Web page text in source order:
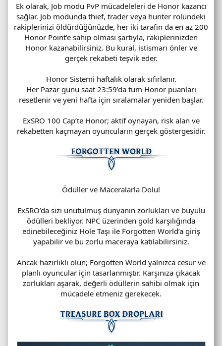
Ek olarak, Job modu PvP mücadeleleri de Honor kazancı
sağlar. Job modunda thief, trader veya hunter rolündeki
rakiplerinizi öldürdüğünüzde, her iki tarafın da en az 200
Honor Point’e sahip olması şartıyla, rakiplerinizden
Honor kazanabilirsiniz. Bu kural, istismarı önler ve
gerçek rekabeti teşvik eder.
Honor Sistemi haftalık olarak sıfırlanır.
Her Pazar günü saat 23:59’da tüm Honor puanları
resetlenir ve yeni hafta için sıralamalar yeniden başlar.
ExSRO 100 Cap’te Honor; aktif oynayan, risk alan ve
rekabetten kaçmayan oyuncuların gerçek göstergesidir.
Ödüller ve Maceralarla Dolu!
ExSRO’da sizi unutulmuş dünyanın zorlukları ve büyülü
ödülleri bekliyor. NPC üzerinden gold karşılığında
edinebileceğiniz Hole Taşı ile Forgotten World’a giriş
yapabilir ve bu zorlu maceraya katılabilirsiniz.
Ancak hazırlıklı olun; Forgotten World yalnızca cesur ve
planlı oyuncular için tasarlanmıştır. Karşınıza çıkacak
zorlukları aşarak, değerli ödüllerin sahibi olmak için
mücadele etmeniz gerekecek.